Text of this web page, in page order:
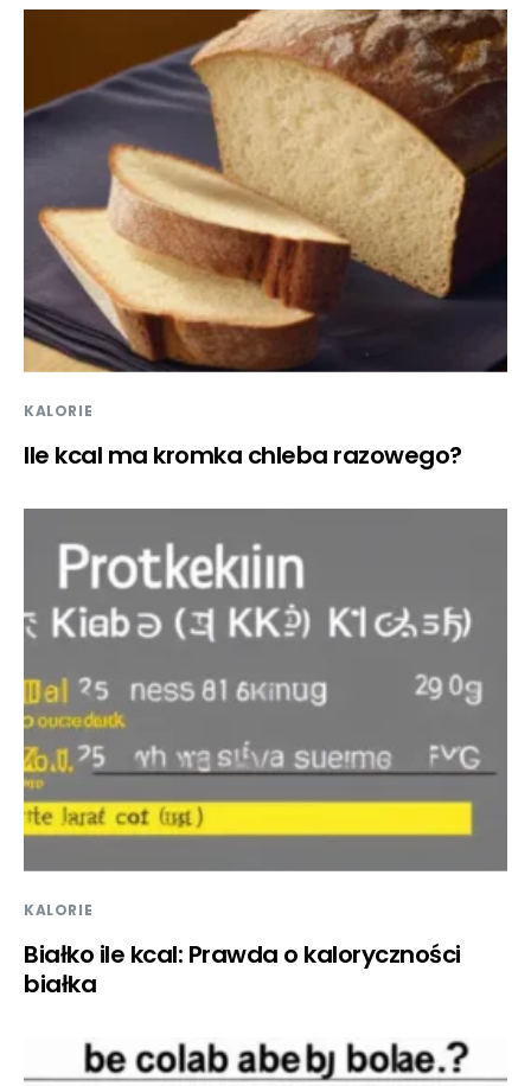
KALORIE
Ile kcal ma kromka chleba razowego?
KALORIE
Białko ile kcal: Prawda o kaloryczności
białka